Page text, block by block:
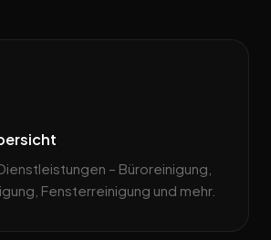
– Büroreinigung,
Fensterreinigung und mehr.